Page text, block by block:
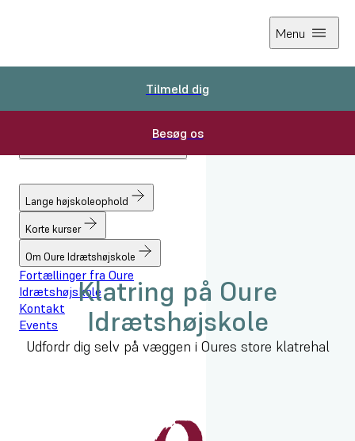
Lange højskoleophold
Korte kurser
Om Oure Idrætshøjskole
Fortællinger fra Oure
Idrætshøjskole
Kontakt
Events
Menu
Tilmeld dig
Besøg os
Forside
Fag
Klatring
Klatring på Oure
Idrætshøjskole
Udfordr dig selv på væggen i Oures store klatrehal